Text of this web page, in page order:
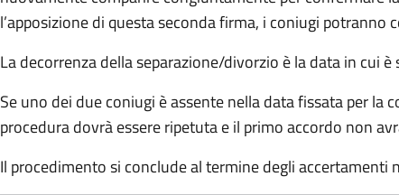
l’apposizione di questa seconda firma, i coniugi potranno
La decorrenza della separazione/divorzio è la data in cui
Se uno dei due coniugi è assente nella data fissata per la
procedura dovrà essere ripetuta e il primo accordo non
Il procedimento si conclude al termine degli accertamenti